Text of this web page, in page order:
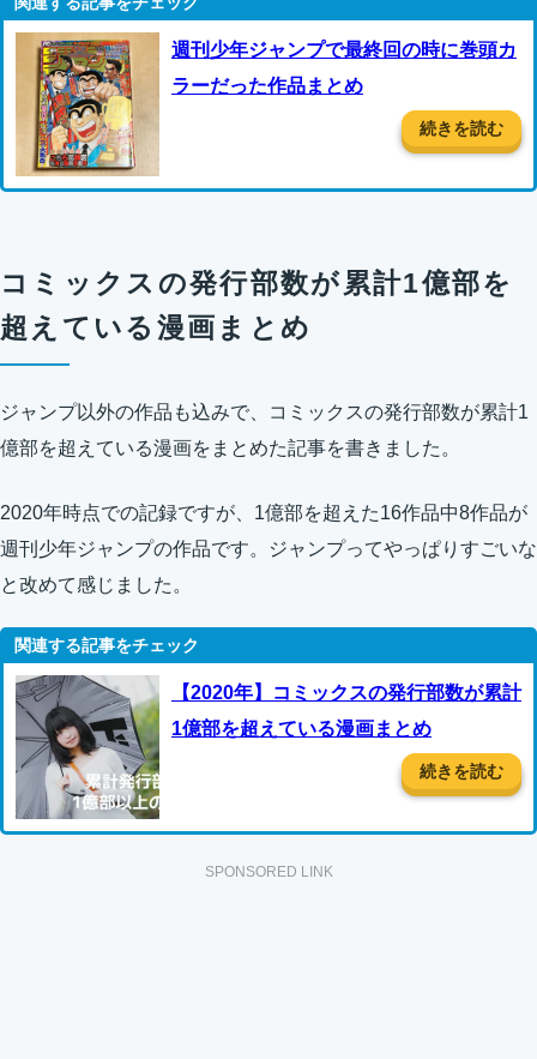
週刊少年ジャンプで最終回の時に巻頭カ
ラーだった作品まとめ
続きを読む
コミックスの発行部数が累計1億部を
超えている漫画まとめ
ジャンプ以外の作品も込みで、コミックスの発行部数が累計1
億部を超えている漫画をまとめた記事を書きました。
2020年時点での記録ですが、1億部を超えた16作品中8作品が
週刊少年ジャンプの作品です。ジャンプってやっぱりすごいな
と改めて感じました。
【2020年】コミックスの発行部数が累計
1億部を超えている漫画まとめ
続きを読む
SPONSORED LINK